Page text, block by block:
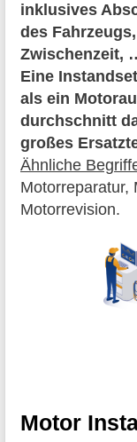
inklusives
des
Zwischenzeit,
Eine
als ein
durchschnitt
großes
Ähnliche
Motorreparatur,
Motorrevision.
Motor